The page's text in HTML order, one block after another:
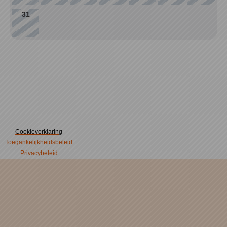
31
Cookieverklaring
Toegankelijkheidsbeleid
Privacybeleid